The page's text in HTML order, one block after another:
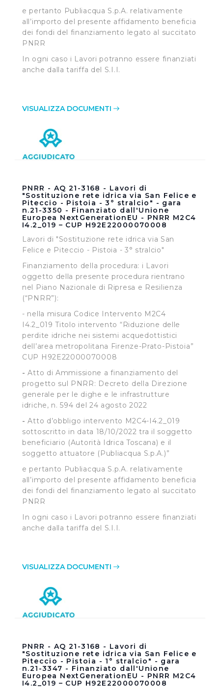
e pertanto Publiacqua S.p.A. relativamente
all’importo del presente affidamento beneficia
dei fondi del finanziamento legato al succitato
PNRR
In ogni caso i Lavori potranno essere finanziati
anche dalla tariffa del S.I.I.
VISUALIZZA DOCUMENTI
PNRR - AQ 21-3168 - Lavori di
"Sostituzione rete idrica via San Felice e
Piteccio - Pistoia - 3° stralcio" - gara
n.21-3350 - Finanziato dall'Unione
Europea NextGenerationEU - PNRR M2C4
I4.2_019 – CUP H92E22000070008
Lavori di "Sostituzione rete idrica via San
Felice e Piteccio - Pistoia - 3° stralcio"
Finanziamento della procedura: i Lavori
oggetto della presente procedura rientrano
nel Piano Nazionale di Ripresa e Resilienza
(“PNRR”):
- nella misura Codice Intervento M2C4
I4.2_019 Titolo intervento “Riduzione delle
perdite idriche nei sistemi acquedottistici
dell’area metropolitana Firenze-Prato-Pistoia”
CUP H92E22000070008
-Atto di Ammissione a finanziamento del
progetto sul PNRR: Decreto della Direzione
generale per le dighe e le infrastrutture
idriche, n. 594 del 24 agosto 2022
-Atto d’obbligo intervento M2C4-I4.2_019
sottoscritto in data 18/10/2022 tra il soggetto
beneficiario (Autorità Idrica Toscana) e il
soggetto attuatore (Publiacqua S.p.A.)”
e pertanto Publiacqua S.p.A. relativamente
all’importo del presente affidamento beneficia
dei fondi del finanziamento legato al succitato
PNRR
In ogni caso i Lavori potranno essere finanziati
anche dalla tariffa del S.I.I.
VISUALIZZA DOCUMENTI
PNRR - AQ 21-3168 - Lavori di
"Sostituzione rete idrica via San Felice e
Piteccio - Pistoia - 1° stralcio" - gara
n.21-3347 - Finanziato dall'Unione
Europea NextGenerationEU - PNRR M2C4
I4.2_019 – CUP H92E22000070008